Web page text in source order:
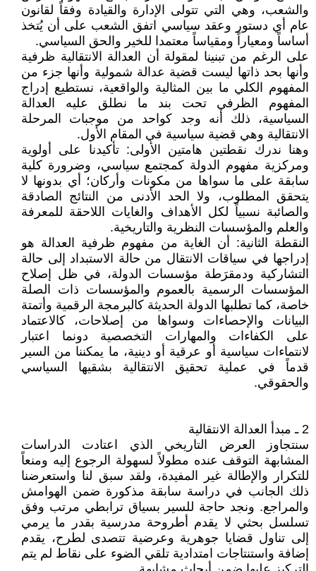
والشعب، وهي التي تتولى الإدارة والقيادة وفقاً لقانون
عام أي دستور وعقد سياسي اتفق الشعب على أن يُتخذ
أساساً ومعياراً ومقياساً معتمدا للخير والحق السياسي.
على الرغم من تبنينا لمقولة أن العدالة الانتقالية ظرفية
وأنها بحد ذاتها ليست قضية عدالة شمولية وأنها جزء من
المفهوم الكلي ما بين المثالية والواقعية، نستطيع إدراج
المفهوم الظرفي تحت بند ما نطلق عليه العدالة
السياسية، ذلك أنه وجد كواحد من موجبات المرحلة
الانتقالية وهي قضية سياسية في المقام الأول.
وهنا ندرك نقطتين هامتين الأولى: تأكيدنا على أولوية
ومركزية مفهوم الدولة كمجتمع سياسي، وضرورة كلية
سابقة على ما سواها من مكونات وأركان؛ أي بدونها لا
يتحقق المطلوب، ولا الحد الأدنى من النتائج الصادقة
والصائبة نسبياً لكل الأهداف والغايات اللاحقة للمعرفة
والعلم والمؤسسات النظرية والتاريخية.
النقطة الثانية: أن الغاية من مفهوم ظرفية العدالة هو
إدراجها في سياقات الانتقال من حالة الاستبداد إلى حالة
التشاركية ودمقرَطة مؤسسات الدولة، في ظل إصلاح
المؤسسات الرسمية بالعموم والمؤسسات ذات الصلة
خاصة، كما تطلبها الدولة الحديثة كالبرمجة الرقمية وأتمتة
البيانات والإحصاءات وسواها من إصلاحات، كالاعتماد
على الكفاءات والمهارات التخصصية دونما اعتبار
لانتماءات سياسية أو عرقية أو دينية، ما يمكننا من السير
قدماً في عملية تحقيق الانتقالية بشقيها السياسي
والحقوقي.
2 ـ مبدأ العدالة الانتقالية
سنتجاوز العرض التاريخي الذي اعتادت الدراسات
المشابهة التوقف عنده مطولاً لسهولة الرجوع إليه ومنعاً
للتكرار والإطالة غير المفيدة، ولقد سبق لنا واستعرضنا
ذلك الجانب في دراسة سابقة مذكورة ضمن الهوامش
والمراجع. ونجد حاجة للسير بسياق ترابطي مرتب وفق
تسلسل بحثي لا يقدم أطروحة مدرسية بقدر ما يرمي
إلى تناول قضايا جوهرية وعرضية تتصدى لطرح، يقدم
إضافة واستنتاجات امتدادية تلقي الضوء على نقاط لم يتم